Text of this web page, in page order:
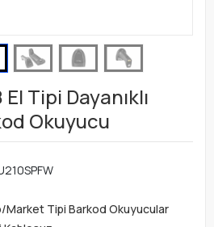
El Tipi Dayanıklı
Okuyucu
Tipi Barkod Okuyucular